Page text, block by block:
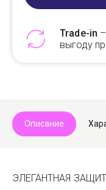
Trade-in
выгоду
Описание
ЭЛЕГАНТНАЯ